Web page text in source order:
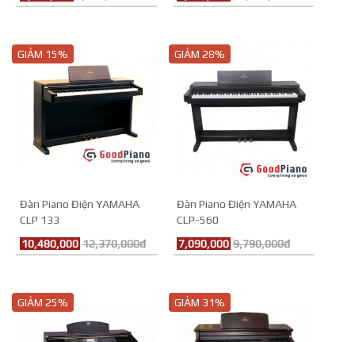
GIẢM 15%
Đàn Piano Điện YAMAHA
CLP 133
10,480,000 12,370,000đ
GIẢM 28%
Đàn Piano Điện YAMAHA
CLP-560
7,090,000 9,790,000đ
GIẢM 25% GIẢM 31%